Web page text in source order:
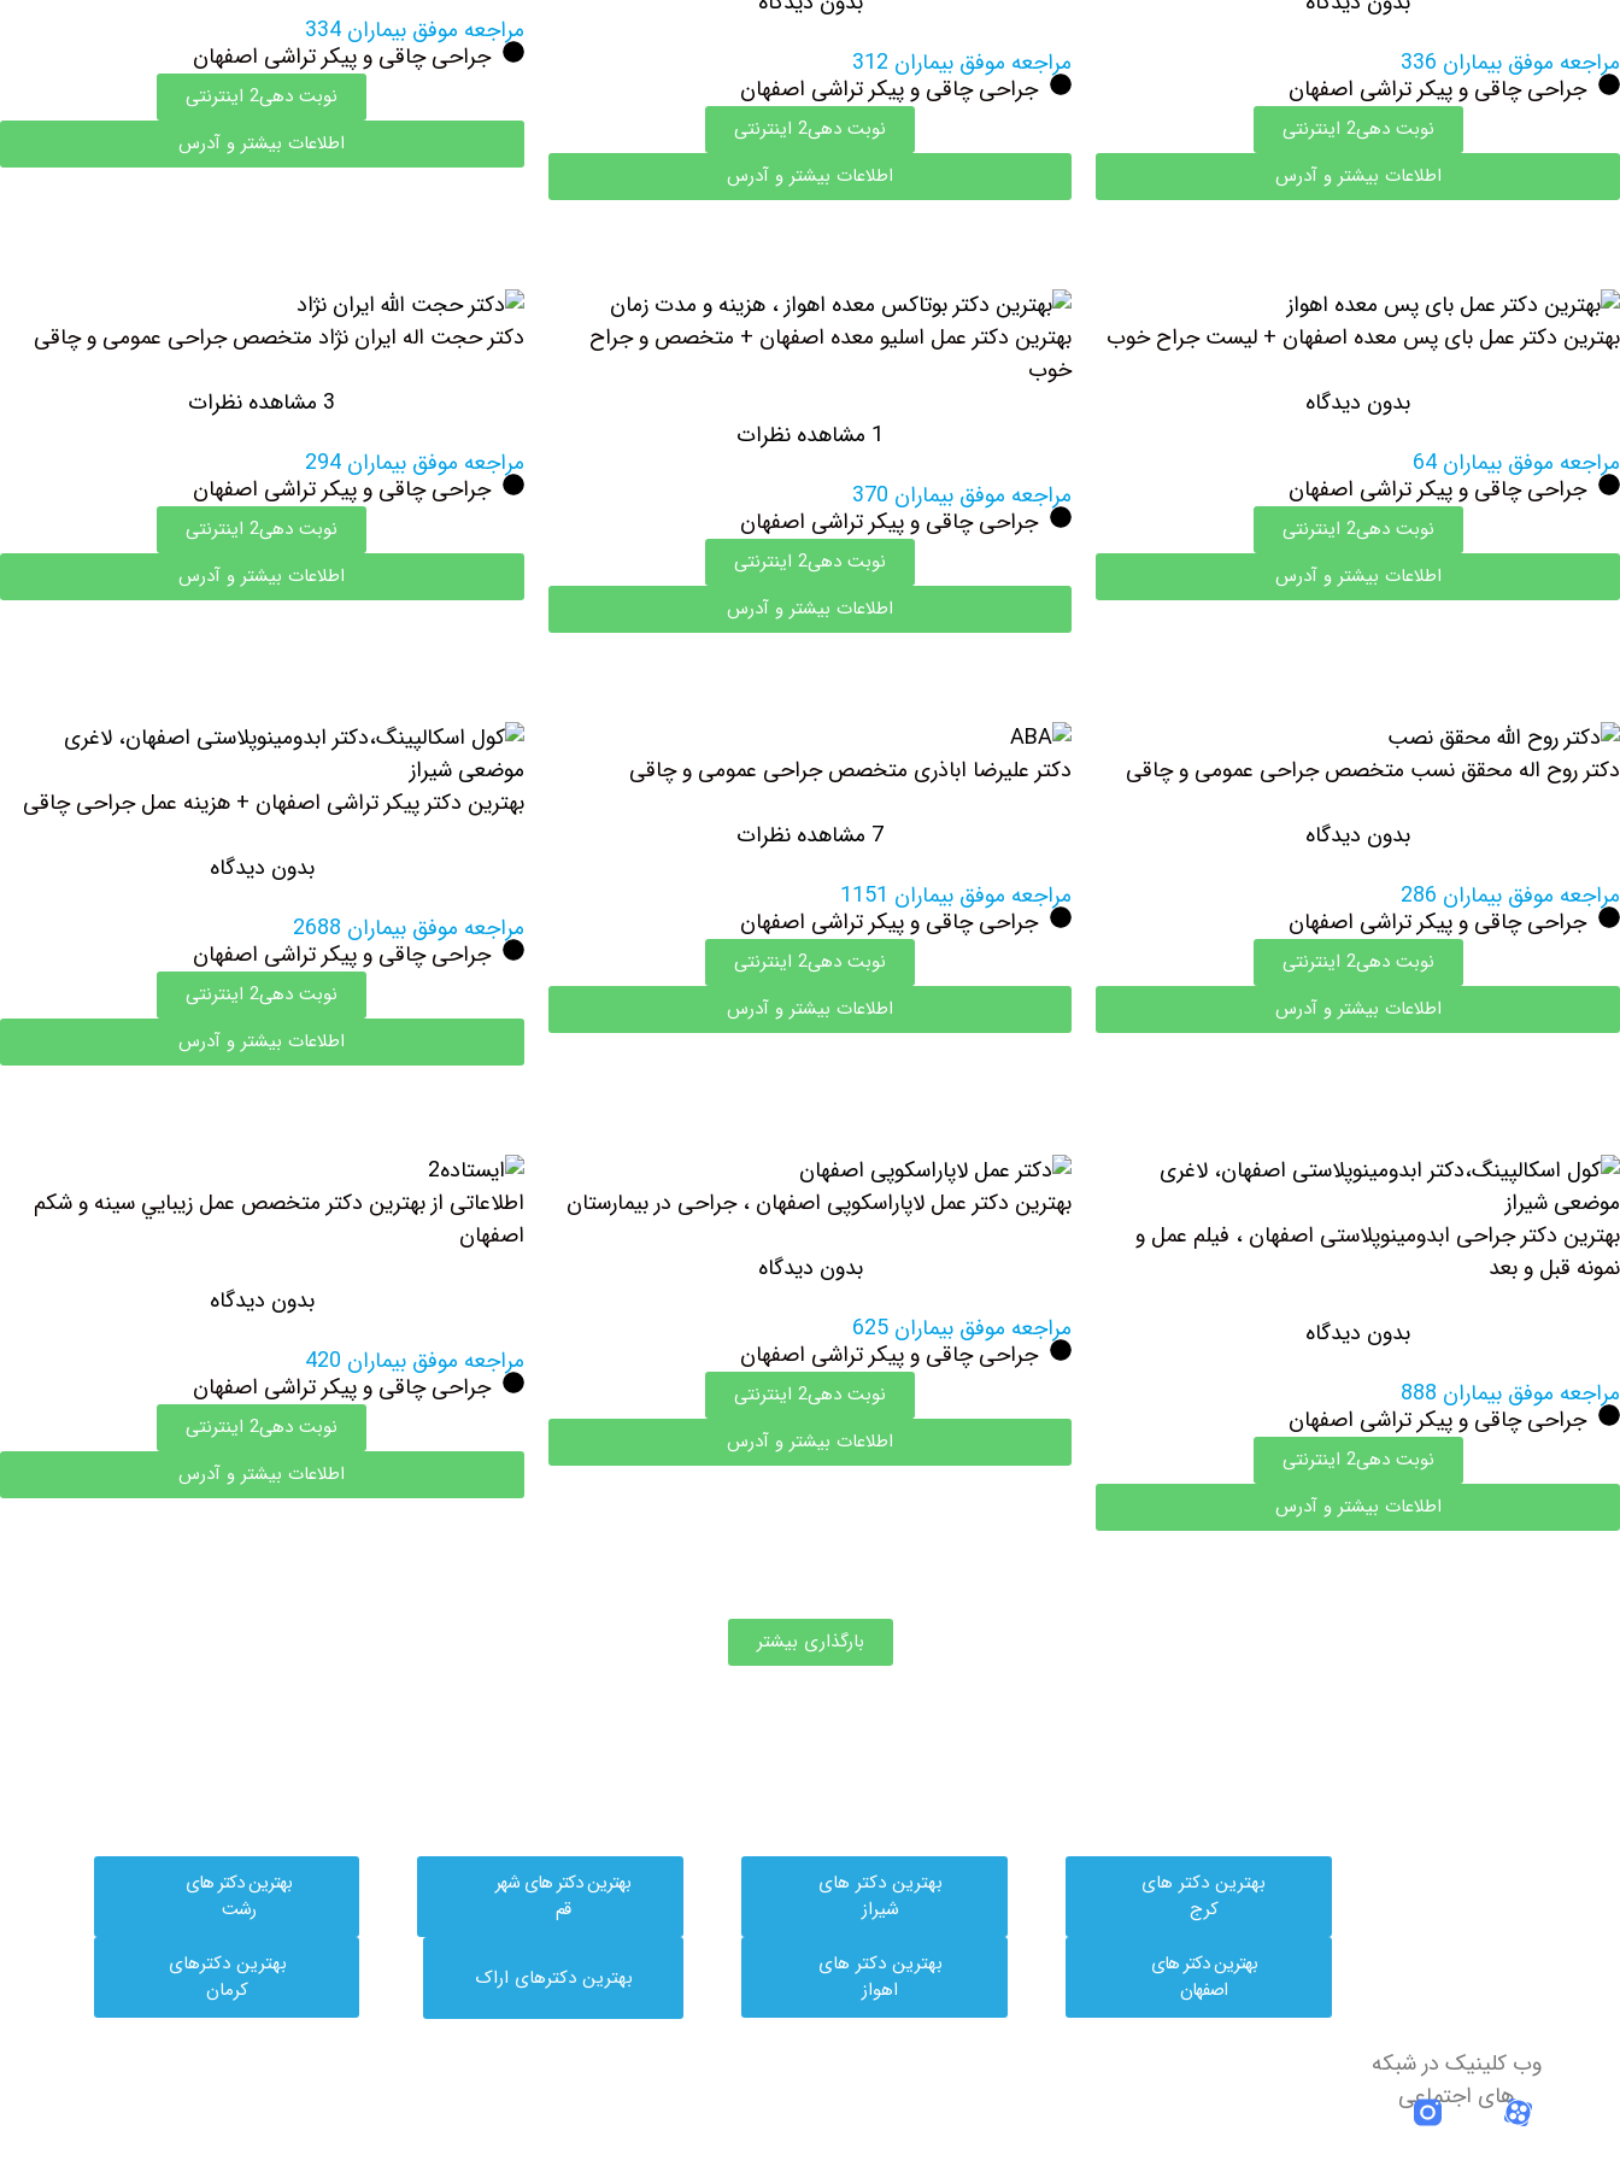
مراجعه موفق بیماران 336
جراحی چاقی و پیکر تراشی اصفهان
نوبت دهی2 اینترنتی
اطلاعات بیشتر و آدرس
مراجعه موفق بیماران 312
جراحی چاقی و پیکر تراشی اصفهان
نوبت دهی2 اینترنتی
اطلاعات بیشتر و آدرس
مراجعه موفق بیماران 334
جراحی چاقی و پیکر تراشی اصفهان
نوبت دهی2 اینترنتی
اطلاعات بیشتر و آدرس
بهترین دکتر عمل بای پس معده اصفهان + لیست جراح خوب
بدون دیدگاه
مراجعه موفق بیماران 64
جراحی چاقی و پیکر تراشی اصفهان
نوبت دهی2 اینترنتی
اطلاعات بیشتر و آدرس
بهترین دکتر عمل اسلیو معده اصفهان + متخصص و جراح
خوب
1 مشاهده نظرات
مراجعه موفق بیماران 370
جراحی چاقی و پیکر تراشی اصفهان
نوبت دهی2 اینترنتی
اطلاعات بیشتر و آدرس
دکتر ‏حجت ‏اله ‏ایران ‏نژاد متخصص جراحی عمومی و چاقی
3 مشاهده نظرات
مراجعه موفق بیماران 294
جراحی چاقی و پیکر تراشی اصفهان
نوبت دهی2 اینترنتی
اطلاعات بیشتر و آدرس
دکتر روح اله محقق نسب متخصص جراحی عمومی و چاقی
بدون دیدگاه
مراجعه موفق بیماران 286
جراحی چاقی و پیکر تراشی اصفهان
نوبت دهی2 اینترنتی
اطلاعات بیشتر و آدرس
دکتر علیرضا اباذری متخصص جراحی عمومی و چاقی
7 مشاهده نظرات
مراجعه موفق بیماران 1151
جراحی چاقی و پیکر تراشی اصفهان
نوبت دهی2 اینترنتی
اطلاعات بیشتر و آدرس
بهترین دکتر پیکر تراشی اصفهان + هزینه عمل جراحی چاقی
بدون دیدگاه
مراجعه موفق بیماران 2688
جراحی چاقی و پیکر تراشی اصفهان
نوبت دهی2 اینترنتی
اطلاعات بیشتر و آدرس
بهترین دکتر جراحی ابدومینوپلاستی اصفهان ، فیلم عمل و
نمونه قبل و بعد
بدون دیدگاه
مراجعه موفق بیماران 888
جراحی چاقی و پیکر تراشی اصفهان
نوبت دهی2 اینترنتی
اطلاعات بیشتر و آدرس
بهترین دکتر عمل لاپاراسکوپی اصفهان ، جراحی در بیمارستان
بدون دیدگاه
مراجعه موفق بیماران 625
جراحی چاقی و پیکر تراشی اصفهان
نوبت دهی2 اینترنتی
اطلاعات بیشتر و آدرس
اطلاعاتی از بهترين دكتر متخصص عمل زيبايي سينه و شكم
اصفهان
بدون دیدگاه
مراجعه موفق بیماران 420
جراحی چاقی و پیکر تراشی اصفهان
نوبت دهی2 اینترنتی
اطلاعات بیشتر و آدرس
بارگذاری بیشتر
وب کلینیک در شبکه
های اجتماعی
بهترین دکتر های
کرج
بهترین دکتر های
اصفهان
بهترین دکتر های
شیراز
بهترین دکتر های
اهواز
بهترین دکتر های شهر
قم
بهترین دکترهای اراک
بهترین دکتر های
رشت
بهترین دکترهای
کرمان